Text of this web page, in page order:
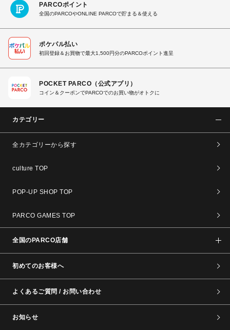
PARCOポイント
全国のPARCOやONLINE PARCOで貯まる＆使える
ポケパル払い
初回登録＆お買物で最大1,500円分のPARCOポイント進呈
POCKET PARCO（公式アプリ）
コイン＆クーポンでPARCOでのお買い物がオトクに
カテゴリー
全カテゴリーから探す
culture TOP
POP-UP SHOP TOP
PARCO GAMES TOP
全国のPARCO店舗
初めてのお客様へ
よくあるご質問 / お問い合わせ
お知らせ